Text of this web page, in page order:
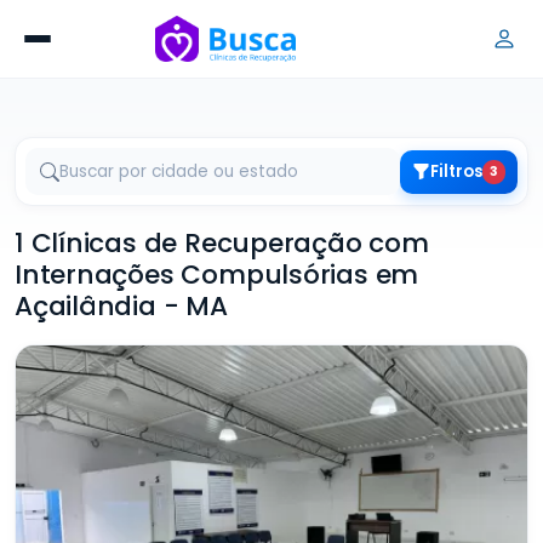
Filtros 3
1 Clínicas de Recuperação com
Internações Compulsórias em
Açailândia - MA